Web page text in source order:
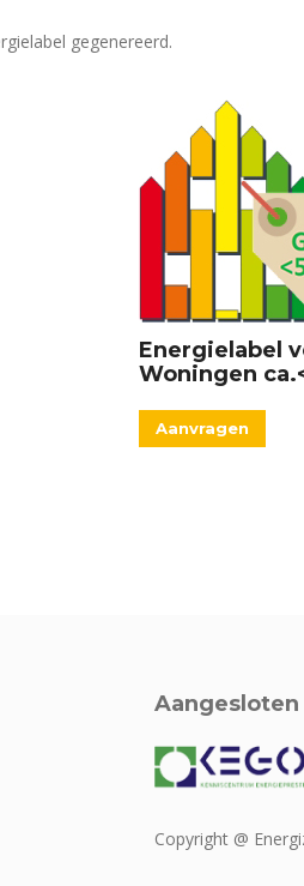
gegenereerd.
Energielabel
Woningen
Aanvragen
Aangesloten
Copyright @